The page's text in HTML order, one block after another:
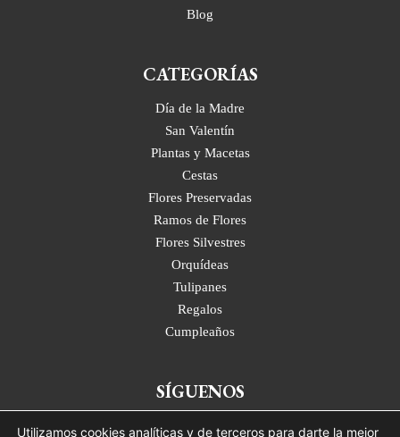
Blog
CATEGORÍAS
Día de la Madre
San Valentín
Plantas y Macetas
Cestas
Flores Preservadas
Ramos de Flores
Flores Silvestres
Orquídeas
Tulipanes
Regalos
Cumpleaños
SÍGUENOS
Utilizamos cookies analíticas y de terceros para darte la mejor